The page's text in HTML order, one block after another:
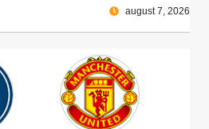
august 7, 2026